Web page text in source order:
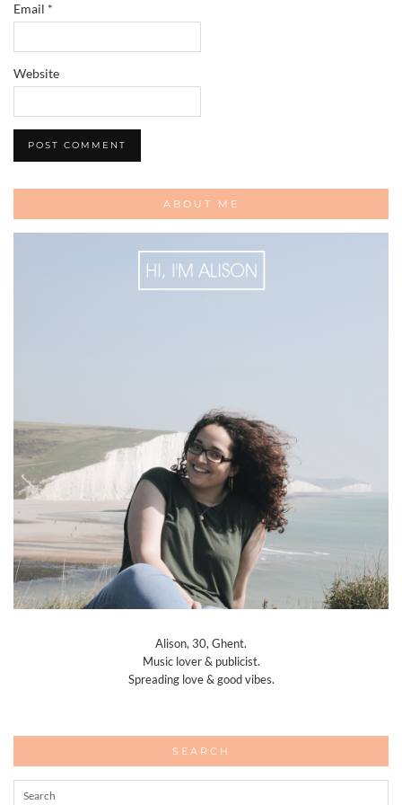
Email *
Website
ABOUT ME
Alison, 30, Ghent.
Music lover & publicist.
Spreading love & good vibes.
SEARCH